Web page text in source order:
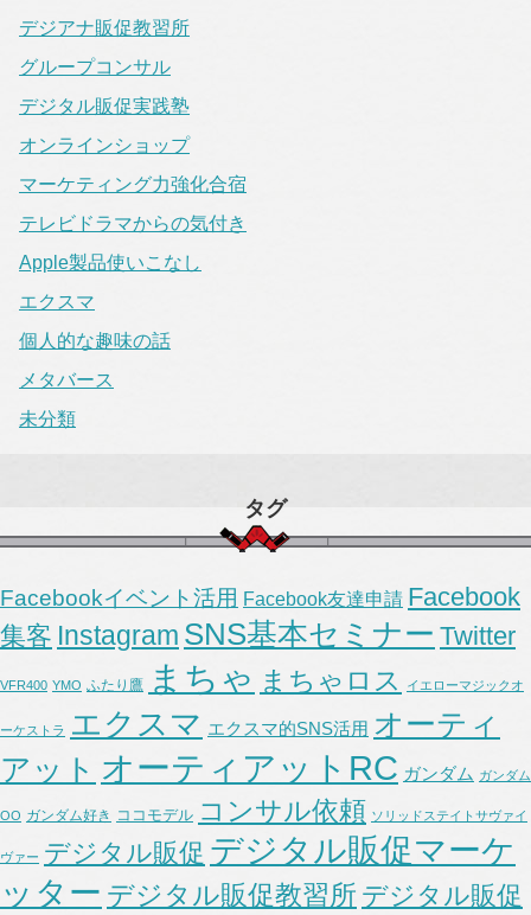
デジアナ販促教習所
グループコンサル
デジタル販促実践塾
オンラインショップ
マーケティング力強化合宿
テレビドラマからの気付き
Apple製品使いこなし
エクスマ
個人的な趣味の話
メタバース
未分類
タグ
Facebookイベント活用 Facebook友達申請 Facebook
集客 Instagram SNS基本セミナー Twitter
VFR400 YMO ふたり鷹 まちゃ まちゃロス イエローマジックオ
ーケストラ エクスマ エクスマ的SNS活用 オーティ
アット オーティアットRC ガンダム ガンダム
OO ガンダム好き ココモデル コンサル依頼 ソリッドステイトサヴァイ
ヴァー デジタル販促 デジタル販促マーケ
ッター デジタル販促教習所 デジタル販促